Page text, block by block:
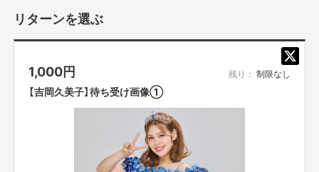
2015年4月 ミニアルバム「1000日前からI Love You!」でCDデビュー
リターンを選ぶ
1,000円 残り： 制限なし
【吉岡久美子】待ち受け画像①